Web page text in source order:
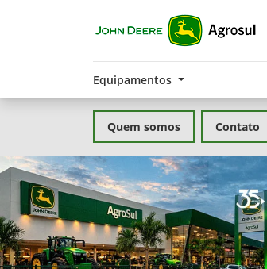
Equipamentos
Quem somos Contato